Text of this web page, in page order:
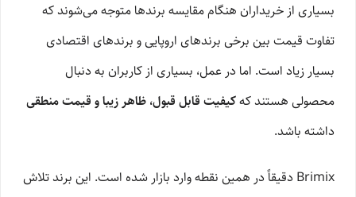
بسیاری از خریداران هنگام مقایسه برندها متوجه می‌شوند که
تفاوت قیمت بین برخی برندهای اروپایی و برندهای اقتصادی
بسیار زیاد است. اما در عمل، بسیاری از کاربران به دنبال
محصولی هستند کهکیفیت قابل قبول، ظاهر زیبا و قیمت منطقی
داشته باشد.
Brimix دقیقاً در همین نقطه وارد بازار شده است. این برند تلاش